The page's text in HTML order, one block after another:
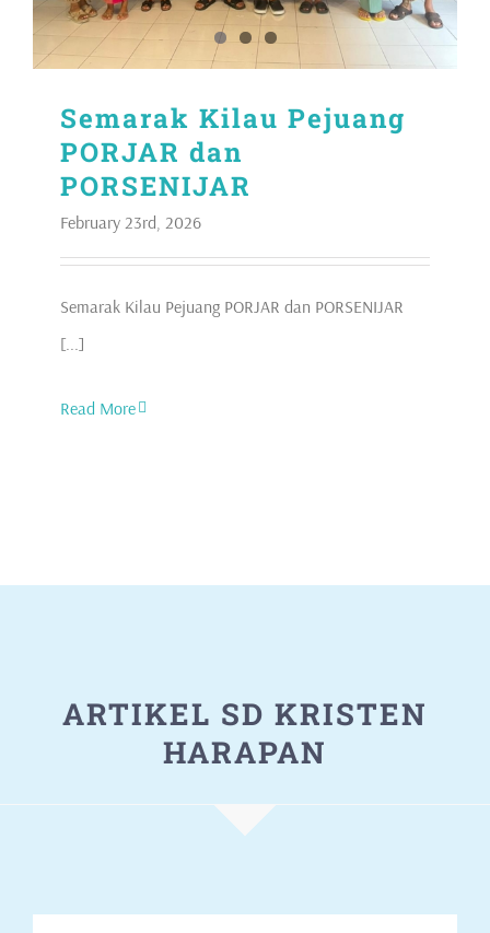
Semarak Kilau Pejuang
PORJAR dan
PORSENIJAR
February 23rd, 2026
Semarak Kilau Pejuang PORJAR dan PORSENIJAR
[...]
Read More
ARTIKEL SD KRISTEN
HARAPAN